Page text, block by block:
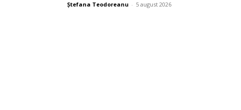
Ștefana Teodoreanu - 5 august 2026